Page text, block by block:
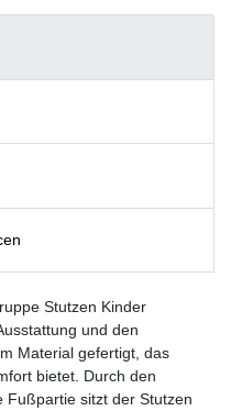
Stutzen Kinder
und den
Material gefertigt, das
bietet. Durch den
Fußpartie sitzt der Stutzen